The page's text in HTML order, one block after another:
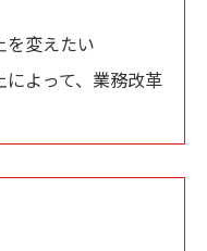
を変えたい
よって、業務改革